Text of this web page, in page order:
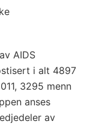
AIDS
i alt 4897
3295 menn
anses
av